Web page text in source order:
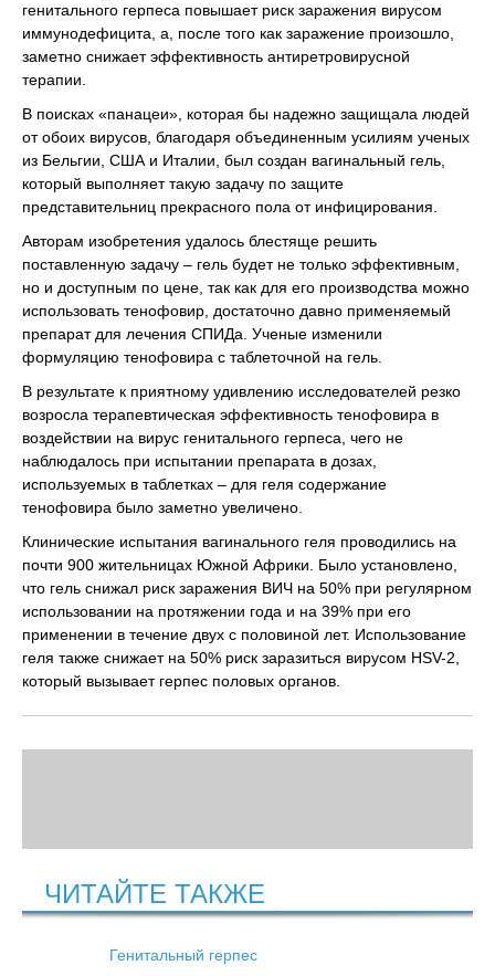
генитального герпеса повышает риск заражения вирусом
иммунодефицита, а, после того как заражение произошло,
заметно снижает эффективность антиретровирусной
терапии.
В поисках «панацеи», которая бы надежно защищала людей
от обоих вирусов, благодаря объединенным усилиям ученых
из Бельгии, США и Италии, был создан вагинальный гель,
который выполняет такую задачу по защите
представительниц прекрасного пола от инфицирования.
Авторам изобретения удалось блестяще решить
поставленную задачу – гель будет не только эффективным,
но и доступным по цене, так как для его производства можно
использовать тенофовир, достаточно давно применяемый
препарат для лечения СПИДа. Ученые изменили
формуляцию тенофовира с таблеточной на гель.
В результате к приятному удивлению исследователей резко
возросла терапевтическая эффективность тенофовира в
воздействии на вирус генитального герпеса, чего не
наблюдалось при испытании препарата в дозах,
используемых в таблетках – для геля содержание
тенофовира было заметно увеличено.
Клинические испытания вагинального геля проводились на
почти 900 жительницах Южной Африки. Было установлено,
что гель снижал риск заражения ВИЧ на 50% при регулярном
использовании на протяжении года и на 39% при его
применении в течение двух с половиной лет. Использование
геля также снижает на 50% риск заразиться вирусом HSV-2,
который вызывает герпес половых органов.
ЧИТАЙТЕ ТАКЖЕ
Генитальный герпес